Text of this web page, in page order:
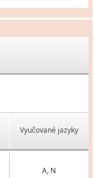
Vyučované jazyky
A, N